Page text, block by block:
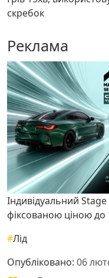
скребок
Реклама
Індивідуальний Stage
фіксованою ціною до
#Лід
Опубліковано: 06